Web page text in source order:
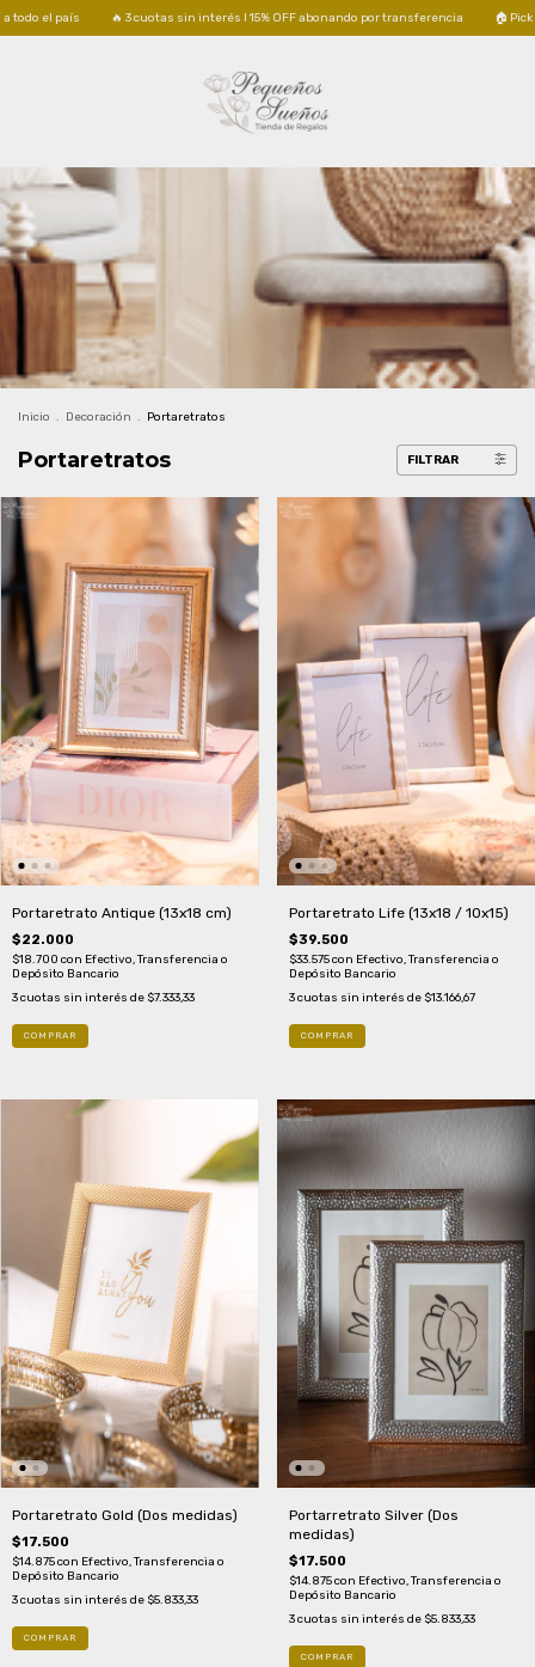
🔥 3 cuotas sin interés I 15% OFF abonando por transferencia 🏠 Pick up GRATIS en
Inicio . Decoración . Portaretratos
Portaretratos FILTRAR
Portaretrato Antique (13x18 cm)
$22.000
$18.700 con Efectivo, Transferencia o
Depósito Bancario
3cuotas sin interés de $7.333,33
Portaretrato Life (13x18 / 10x15)
$39.500
$33.575con Efectivo, Transferencia o
Depósito Bancario
3 cuotas sin interés de $13.166,67
COMPRAR
Portaretrato Gold (Dos medidas)
$17.500
$14.875con Efectivo, Transferencia o
Depósito Bancario
3cuotas sin interés de $5.833,33
COMPRAR
Portarretrato Silver (Dos
medidas)
$17.500
$14.875con Efectivo, Transferencia o
Depósito Bancario
3 cuotas sin interés de $5.833,33
COMPRAR